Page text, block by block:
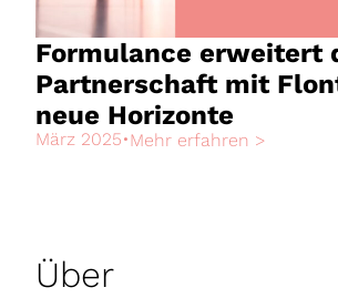
Formulance erweitert
Partnerschaft mit
neue Horizonte
März 2025•Mehr erfahren >
Über